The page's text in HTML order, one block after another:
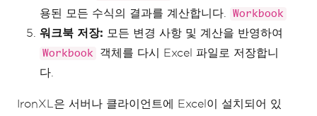
용된 모든 수식의 결과를 계산합니다.
Workbook
워크북 저장: 모든 변경 사항 및 계산을 반영하여
Workbook
객체를 다시 Excel 파일로 저장합니
다.
IronXL은 서버나 클라이언트에 Excel이 설치되어 있